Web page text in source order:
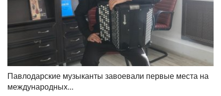
Павлодарские музыканты завоевали первые места на
международных...